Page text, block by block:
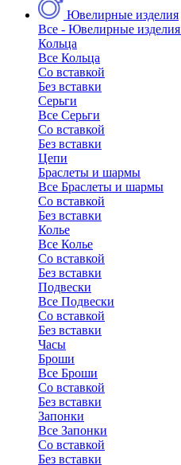
Ювелирные изделия
Все - Ювелирные изделия
Кольца
Все Кольца
Со вставкой
Без вставки
Серьги
Все Серьги
Со вставкой
Без вставки
Цепи
Браслеты и шармы
Все Браслеты и шармы
Со вставкой
Без вставки
Колье
Все Колье
Со вставкой
Без вставки
Подвески
Все Подвески
Со вставкой
Без вставки
Часы
Броши
Все Броши
Со вставкой
Без вставки
Запонки
Все Запонки
Со вставкой
Без вставки